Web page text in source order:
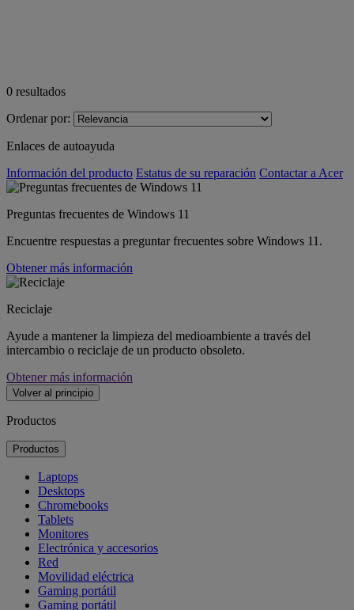
0 resultados
Ordenar por:
Enlaces de autoayuda
Información del producto Estatus de su reparación Contactar a Acer
Preguntas frecuentes de Windows 11
Encuentre respuestas a preguntar frecuentes sobre Windows 11.
Obtener más información
Reciclaje
Ayude a mantener la limpieza del medioambiente a través del
intercambio o reciclaje de un producto obsoleto.
Obtener más información
Volver al principio
Productos
Productos
Laptops
Desktops
Chromebooks
Tablets
Monitores
Electrónica y accesorios
Red
Movilidad eléctrica
Gaming portátil
Gaming portátil